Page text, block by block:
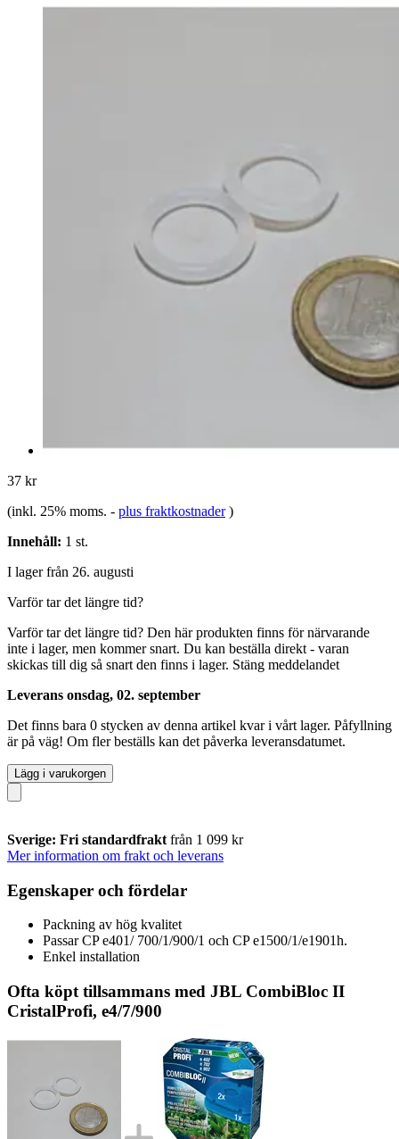
37 kr
(inkl. 25% moms. - plus fraktkostnader )
Innehåll: 1 st.
I lager från 26. augusti
Varför tar det längre tid?
Varför tar det längre tid? Den här produkten finns för närvarande
inte i lager, men kommer snart. Du kan beställa direkt - varan
skickas till dig så snart den finns i lager. Stäng meddelandet
Leverans onsdag, 02. september
Det finns bara 0 stycken av denna artikel kvar i vårt lager. Påfyllning
är på väg! Om fler beställs kan det påverka leveransdatumet.
Lägg i varukorgen
Sverige: Fri standardfrakt från 1 099 kr
Mer information om frakt och leverans
Egenskaper och fördelar
Packning av hög kvalitet
Passar CP e401/ 700/1/900/1 och CP e1500/1/e1901h.
Enkel installation
Ofta köpt tillsammans med JBL CombiBloc II
CristalProfi, e4/7/900